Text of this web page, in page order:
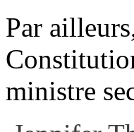
Par
ministre